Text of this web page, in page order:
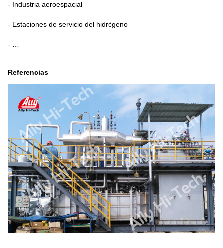
- Industria aeroespacial
- Estaciones de servicio del hidrógeno
- …
Referencias